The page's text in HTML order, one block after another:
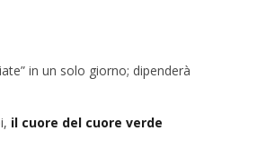
in un solo giorno; dipenderà
il cuore del cuore verde